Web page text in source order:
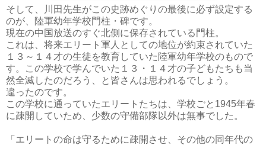
そして、川田先生がこの史跡めぐりの最後に必ず設定する
のが、陸軍幼年学校門柱・碑です。
現在の中国放送のすぐ北側に保存されている門柱。
これは、将来エリート軍人としての地位が約束されていた
１３～１４才の生徒を教育していた陸軍幼年学校のもので
す。この学校で学んでいた１３・１４才の子どもたちも当
然全滅したのだろう、と皆さんは思われるでしょう。
違ったのです。
この学校に通っていたエリートたちは、学校ごと1945年春
に疎開していため、少数の守備部隊以外は無事でした。
「エリートの命は守るために疎開させ、その他の同年代の